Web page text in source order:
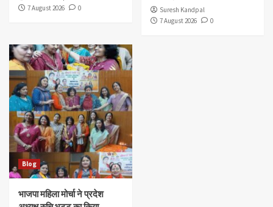
7 August 2026
0
Suresh Kandpal
7 August 2026
0
Blog
भाजपा महिला मोर्चा ने प्रदेश